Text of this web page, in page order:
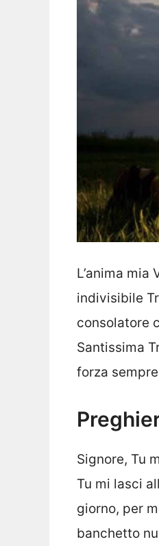
L’anima
indivisibile
consolatore
Santissima
forza
Signore, Tu
Tu mi lasci
giorno, per
banchetto